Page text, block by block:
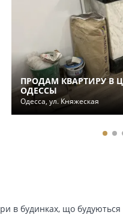
ПРОДАМ КВАРТИРУ В
ОДЕССЫ
Одесса, ул. Княжеская
в будинках, що